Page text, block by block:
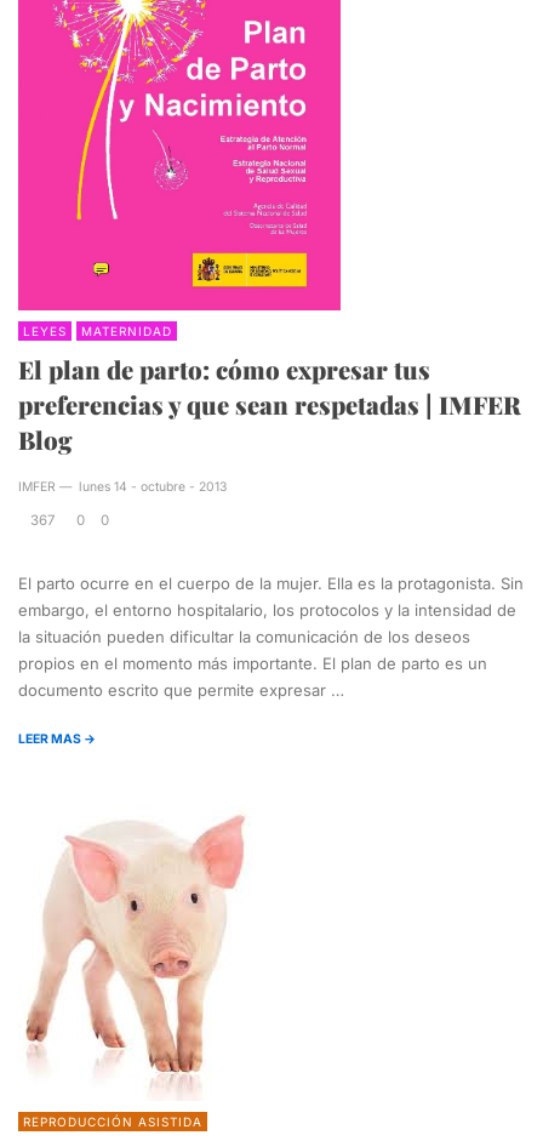
LEYES MATERNIDAD
El plan de parto: cómo expresar tus
preferencias y que sean respetadas | IMFER
Blog
IMFER — lunes 14 - octubre - 2013
367 0 0
El parto ocurre en el cuerpo de la mujer. Ella es la protagonista. Sin
embargo, el entorno hospitalario, los protocolos y la intensidad de
la situación pueden dificultar la comunicación de los deseos
propios en el momento más importante. El plan de parto es un
documento escrito que permite expresar …
LEER MAS →
REPRODUCCIÓN ASISTIDA